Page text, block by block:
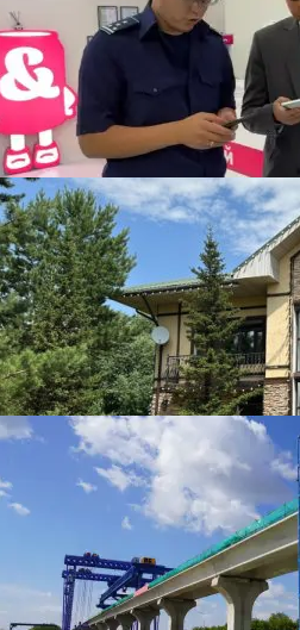
спецоперация
области
оштрафовали на
раздачу
коттедж из